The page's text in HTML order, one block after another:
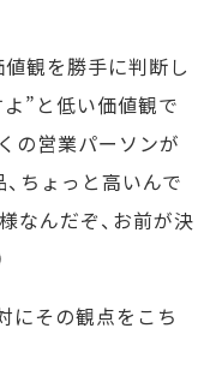
観を勝手に判断し
”と低い価値観で
の営業パーソンが
ちょっと高いんで
なんだぞ、お前が決
にその観点をこち